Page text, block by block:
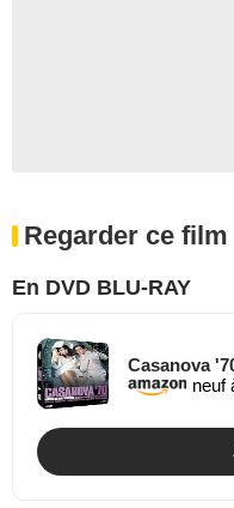
Regarder ce film
En DVD BLU-RAY
Casanova
neuf